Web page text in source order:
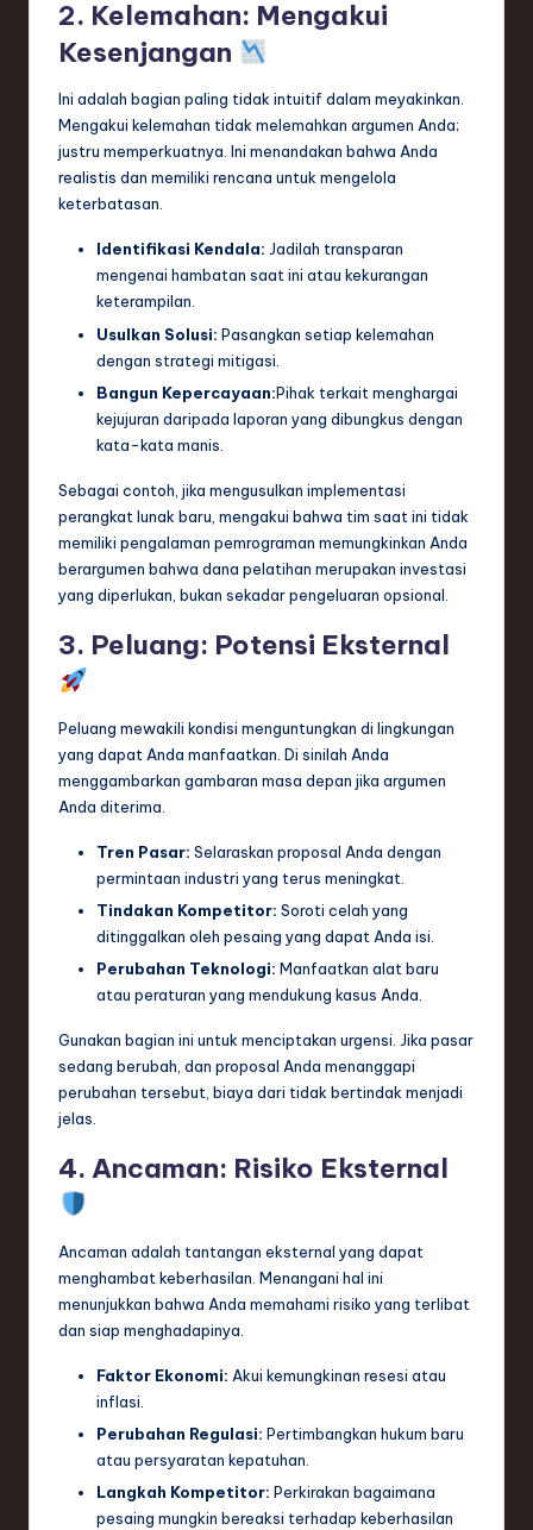
2. Kelemahan: Mengakui
Kesenjangan
Ini adalah bagian paling tidak intuitif dalam meyakinkan.
Mengakui kelemahan tidak melemahkan argumen Anda;
justru memperkuatnya. Ini menandakan bahwa Anda
realistis dan memiliki rencana untuk mengelola
keterbatasan.
Identifikasi Kendala: Jadilah transparan
mengenai hambatan saat ini atau kekurangan
keterampilan.
Usulkan Solusi: Pasangkan setiap kelemahan
dengan strategi mitigasi.
Bangun Kepercayaan:Pihak terkait menghargai
kejujuran daripada laporan yang dibungkus dengan
kata-kata manis.
Sebagai contoh, jika mengusulkan implementasi
perangkat lunak baru, mengakui bahwa tim saat ini tidak
memiliki pengalaman pemrograman memungkinkan Anda
berargumen bahwa dana pelatihan merupakan investasi
yang diperlukan, bukan sekadar pengeluaran opsional.
3. Peluang: Potensi Eksternal
Peluang mewakili kondisi menguntungkan di lingkungan
yang dapat Anda manfaatkan. Di sinilah Anda
menggambarkan gambaran masa depan jika argumen
Anda diterima.
Tren Pasar: Selaraskan proposal Anda dengan
permintaan industri yang terus meningkat.
Tindakan Kompetitor: Soroti celah yang
ditinggalkan oleh pesaing yang dapat Anda isi.
Perubahan Teknologi: Manfaatkan alat baru
atau peraturan yang mendukung kasus Anda.
Gunakan bagian ini untuk menciptakan urgensi. Jika pasar
sedang berubah, dan proposal Anda menanggapi
perubahan tersebut, biaya dari tidak bertindak menjadi
jelas.
4. Ancaman: Risiko Eksternal
Ancaman adalah tantangan eksternal yang dapat
menghambat keberhasilan. Menangani hal ini
menunjukkan bahwa Anda memahami risiko yang terlibat
dan siap menghadapinya.
Faktor Ekonomi: Akui kemungkinan resesi atau
inflasi.
Perubahan Regulasi: Pertimbangkan hukum baru
atau persyaratan kepatuhan.
Langkah Kompetitor: Perkirakan bagaimana
pesaing mungkin bereaksi terhadap keberhasilan